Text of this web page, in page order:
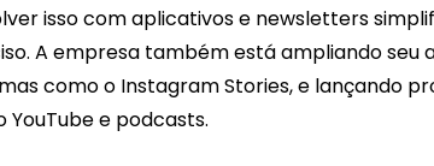
isso com aplicativos e newsletters
A empresa também está ampliando seu
como o Instagram Stories, e lançando
e podcasts.